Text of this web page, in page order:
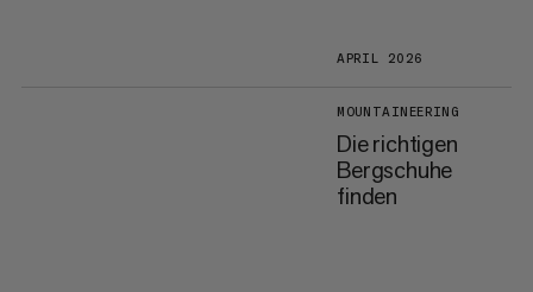
APRIL 2026
MOUNTAINEERING
Die richtigen
Bergschuhe
finden